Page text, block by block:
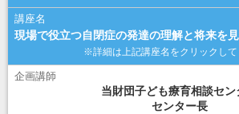
現場で役立つ自閉症の発達の理解と将来を
当財団子ども療育相談セン
センター長